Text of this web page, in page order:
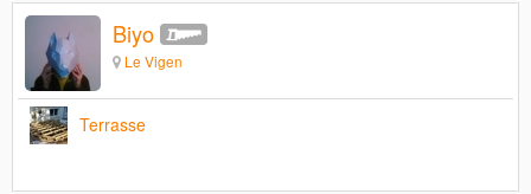
Biyo
Le Vigen
Terrasse